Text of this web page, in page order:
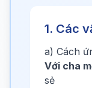
1. Các
a) Cách
Với cha
sẻ